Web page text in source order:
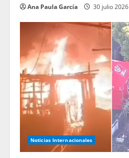
Ana Paula García 30 julio 2026
Noticias Internacionales